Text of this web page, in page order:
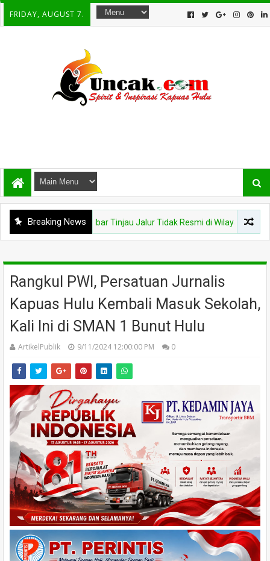
FRIDAY, AUGUST 7.
Breaking News
Karantina Kalbar Tinjau Jalur Tidak Resmi di Wilayah PLBN Nanga
Rangkul PWI, Persatuan Jurnalis
Kapuas Hulu Kembali Masuk Sekolah,
Kali Ini di SMAN 1 Bunut Hulu
ArtikelPublik 9/11/2024 12:00:00 PM 0